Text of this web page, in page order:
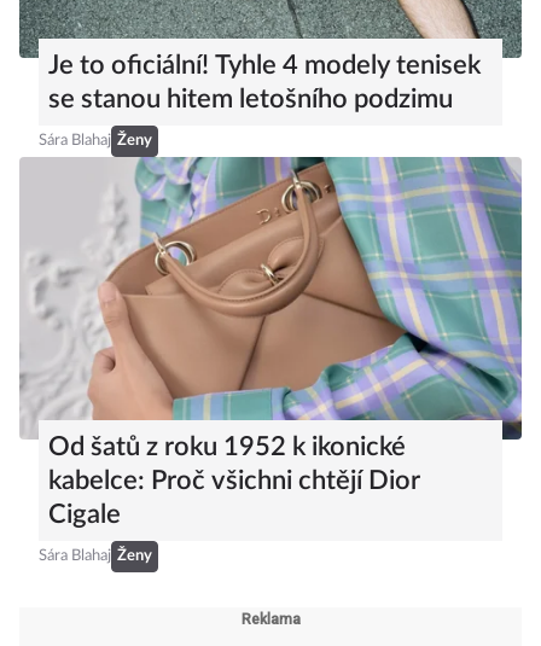
Je to oficiální! Tyhle 4 modely tenisek
se stanou hitem letošního podzimu
Sára Blahaj Ženy
Od šatů z roku 1952 k ikonické
kabelce: Proč všichni chtějí Dior
Cigale
Sára Blahaj Ženy